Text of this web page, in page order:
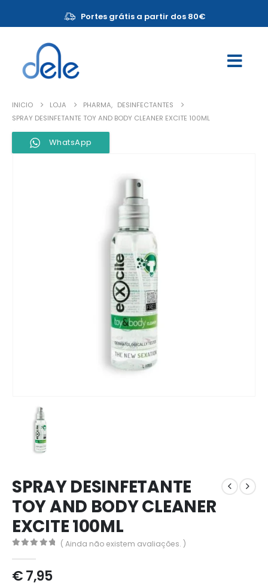
Portes grátis a partir dos 80€
INICIO LOJA PHARMA, DESINFECTANTES
SPRAY DESINFETANTE TOY AND BODY CLEANER EXCITE 100ML
WhatsApp
SPRAY DESINFETANTE
TOY AND BODY CLEANER
EXCITE 100ML
( Ainda não existem avaliações. )
€7,95